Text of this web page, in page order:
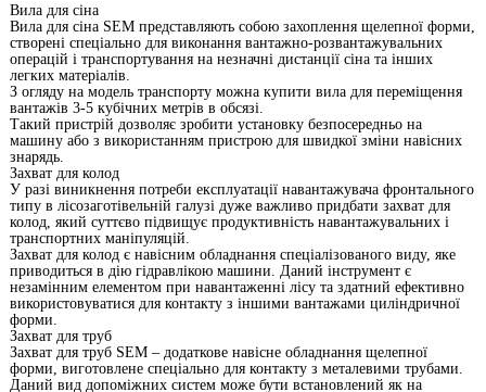
Вила для сіна
Вила для сіна SEM представляють собою захоплення щелепної форми,
створені спеціально для виконання вантажно-розвантажувальних
операцій і транспортування на незначні дистанції сіна та інших
легких матеріалів.
З огляду на модель транспорту можна купити вила для переміщення
вантажів 3-5 кубічних метрів в обсязі.
Такий пристрій дозволяє зробити установку безпосередньо на
машину або з використанням пристрою для швидкої зміни навісних
знарядь.
Захват для колод
У разі виникнення потреби експлуатації навантажувача фронтального
типу в лісозаготівельній галузі дуже важливо придбати захват для
колод, який суттєво підвищує продуктивність навантажувальних і
транспортних маніпуляцій.
Захват для колод є навісним обладнання спеціалізованого виду, яке
приводиться в дію гідравлікою машини. Даний інструмент є
незамінним елементом при навантаженні лісу та здатний ефективно
використовуватися для контакту з іншими вантажами циліндричної
форми.
Захват для труб
Захват для труб SEM – додаткове навісне обладнання щелепної
форми, виготовлене спеціально для контакту з металевими трубами.
Даний вид допоміжних систем може бути встановлений як на